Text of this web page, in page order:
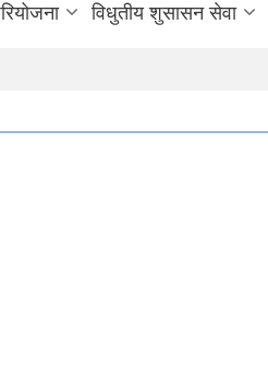
विधुतीय शुसासन सेवा